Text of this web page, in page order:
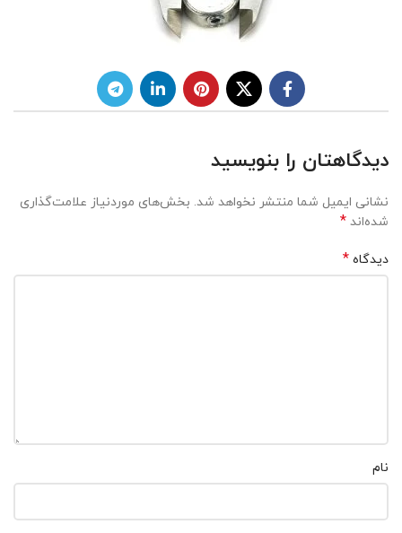
دیدگاهتان را بنویسید
نشانی ایمیل شما منتشر نخواهد شد. بخش‌های موردنیاز علامت‌گذاری
شده‌اند *
دیدگاه *
نام